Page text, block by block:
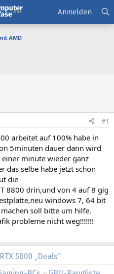
RTX 5000 „Deals“
Anmelden
AMD
#1
arbeitet auf 100% habe in
5minuten dauer dann wird
minute wieder ganz
das selbe habe jetzt schon
die
8800 drin,und von 4 auf 8 gig
windows 7, 64 bit
soll bitte um hilfe.
probleme nicht weg!!!!!!!